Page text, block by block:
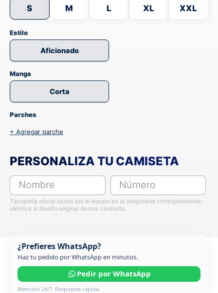
S M L XL XXL
Estilo
Aficionado
Manga
Corta
Parches
+ Agregar parche
PERSONALIZA TU CAMISETA
Nombre Número
Tipografía oficial usada por el equipo en la temporada correspondiente,
idéntica al diseño original de esa camiseta.
¿Prefieres WhatsApp?
Haz tu pedido por WhatsApp en minutos.
Pedir por WhatsApp
Atención 24/7. Respuesta rápida.